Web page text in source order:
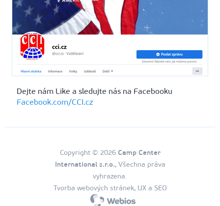
Dejte nám Like a sledujte nás na Facebooku
Facebook.com/CCI.cz
Copyright © 2026 Camp Center
International s.r.o., Všechna práva
vyhrazena.
Tvorba webových stránek, UX a SEO